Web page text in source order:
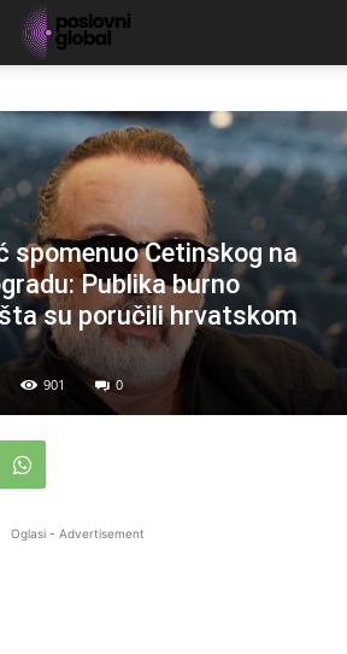
spomenuo Cetinskog na
Publika burno
su poručili hrvatskom
901 0
Oglasi - Advertisement